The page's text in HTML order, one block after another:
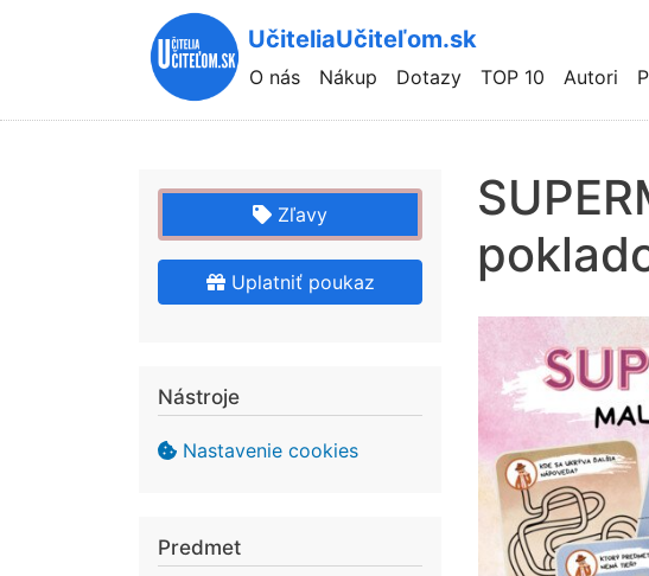
UčiteliaUčiteľom.sk
Hlavní
navigace
O nás Nákup Dotazy TOP 10 Autori
Zľavy
Uplatniť poukaz
Nástroje
Nastavenie cookies
Predmet